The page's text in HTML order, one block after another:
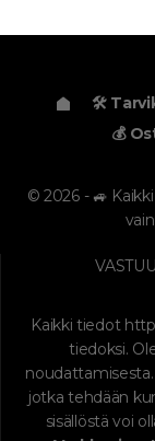
🛠️
💰
© 2026 - 🚙
Kaikki tiedot
tiedoksi.
jotka tehdään
sisällöstä voi